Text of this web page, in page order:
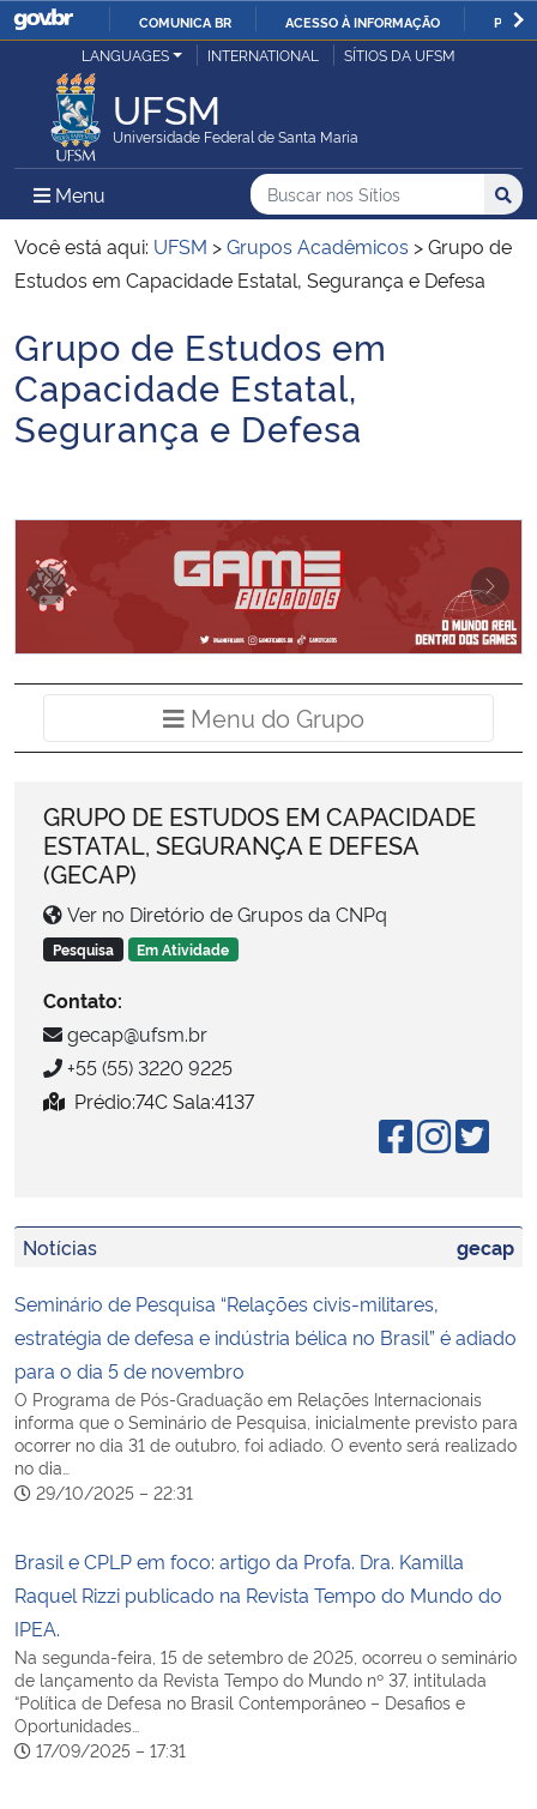
IR
COMUNICA BR ACESSO À INFORMAÇÃO
Ministério da Justiça e Segurança Pública
Ministério da Defesa
Ministério das Relações Exteriores
Ministério da Infraestrutura
Ministério da Agricultura, Pecuária e Abastecimento
Ministério da Cidadania
Ministério da Saúde
Ministério de Minas e Energia
Ministério da Ciência, Tecnologia, Inovações e Comunicações
Ministério do Meio Ambiente
Ministério do Turismo
Ministério do Desenvolvimento Regional
Controladoria-Geral da União
Ministério da Mulher, da Família e dos Direitos Humanos
Gabinete de Segurança Institucional
Advocacia-Geral da União
Banco Central do Brasil
Planalto
LANGUAGES INTERNATIONAL SÍTIOS DA UFSM
UFSM
Universidade Federal de Santa Maria
Menu Menu Principal do Sítio
Busca
Buscar no nos Sítios
Busca:
Você está aqui: UFSM >Grupos Acadêmicos >Grupo de
Estudos em Capacidade Estatal, Segurança e Defesa
Início do conteúdo
Grupo de Estudos em
Capacidade Estatal,
Segurança e Defesa
Previous Next
banner-gecap
Menu do Grupo
GRUPO DE ESTUDOS EM CAPACIDADE
ESTATAL, SEGURANÇA E DEFESA
(GECAP)
Ver no Diretório de Grupos da CNPq
Pesquisa Em Atividade
Contato:
gecap@ufsm.br
+55 (55) 3220 9225
Prédio:74C Sala:4137
Notícias gecap
Seminário de Pesquisa “Relações civis-militares,
estratégia de defesa e indústria bélica no Brasil” é adiado
para o dia 5 de novembro
O Programa de Pós-Graduação em Relações Internacionais
informa que o Seminário de Pesquisa, inicialmente previsto para
ocorrer no dia 31 de outubro, foi adiado. O evento será realizado
no dia…
29/10/2025 – 22:31
Brasil e CPLP em foco: artigo da Profa. Dra. Kamilla
Raquel Rizzi publicado na Revista Tempo do Mundo do
IPEA.
Na segunda-feira, 15 de setembro de 2025, ocorreu o seminário
de lançamento da Revista Tempo do Mundo nº 37, intitulada
“Política de Defesa no Brasil Contemporâneo – Desafios e
Oportunidades…
17/09/2025 – 17:31